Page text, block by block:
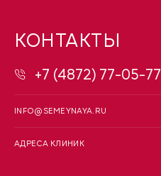
КОНТАКТЫ
+7 (4872) 77-05-77
INFO@SEMEYNAYA.RU
АДРЕСА КЛИНИК